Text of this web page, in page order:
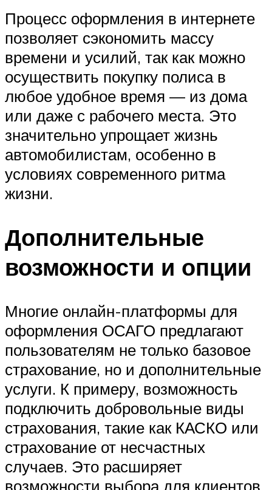
Процесс оформления в интернете
позволяет сэкономить массу
времени и усилий, так как можно
осуществить покупку полиса в
любое удобное время — из дома
или даже с рабочего места. Это
значительно упрощает жизнь
автомобилистам, особенно в
условиях современного ритма
жизни.
Дополнительные
возможности и опции
Многие онлайн-платформы для
оформления ОСАГО предлагают
пользователям не только базовое
страхование, но и дополнительные
услуги. К примеру, возможность
подключить добровольные виды
страхования, такие как КАСКО или
страхование от несчастных
случаев. Это расширяет
возможности выбора для клиентов,